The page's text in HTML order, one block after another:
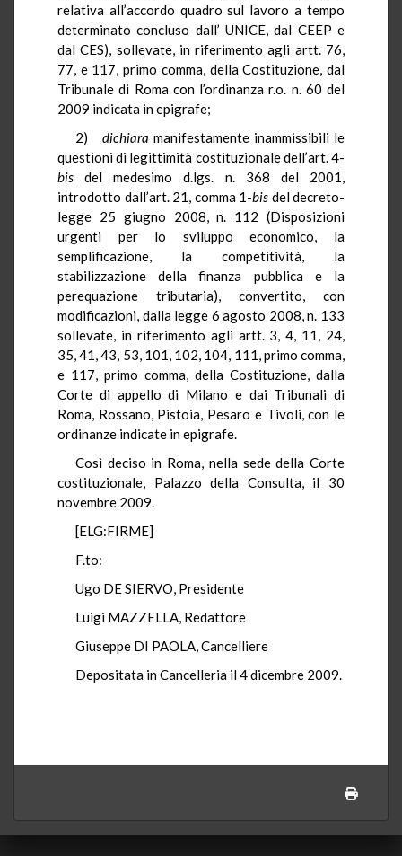
relativa all’accordo quadro sul lavoro a tempo
determinato concluso dall’ UNICE, dal CEEP e
dal CES), sollevate, in riferimento agli artt. 76,
77, e 117, primo comma, della Costituzione, dal
Tribunale di Roma con l’ordinanza r.o. n. 60 del
2009 indicata in epigrafe;
2) dichiara manifestamente inammissibili le
questioni di legittimità costituzionale dell’art. 4-
bis del medesimo d.lgs. n. 368 del 2001,
introdotto dall’art. 21, comma 1-bis del decreto-
legge 25 giugno 2008, n. 112 (Disposizioni
urgenti per lo sviluppo economico, la
semplificazione, la competitività, la
stabilizzazione della finanza pubblica e la
perequazione tributaria), convertito, con
modificazioni, dalla legge 6 agosto 2008, n. 133
sollevate, in riferimento agli artt. 3, 4, 11, 24,
35, 41, 43, 53, 101, 102, 104, 111, primo comma,
e 117, primo comma, della Costituzione, dalla
Corte di appello di Milano e dai Tribunali di
Roma, Rossano, Pistoia, Pesaro e Tivoli, con le
ordinanze indicate in epigrafe.
Così deciso in Roma, nella sede della Corte
costituzionale, Palazzo della Consulta, il 30
novembre 2009.
[ELG:FIRME]
F.to:
Ugo DE SIERVO, Presidente
Luigi MAZZELLA, Redattore
Giuseppe DI PAOLA, Cancelliere
Depositata in Cancelleria il 4 dicembre 2009.